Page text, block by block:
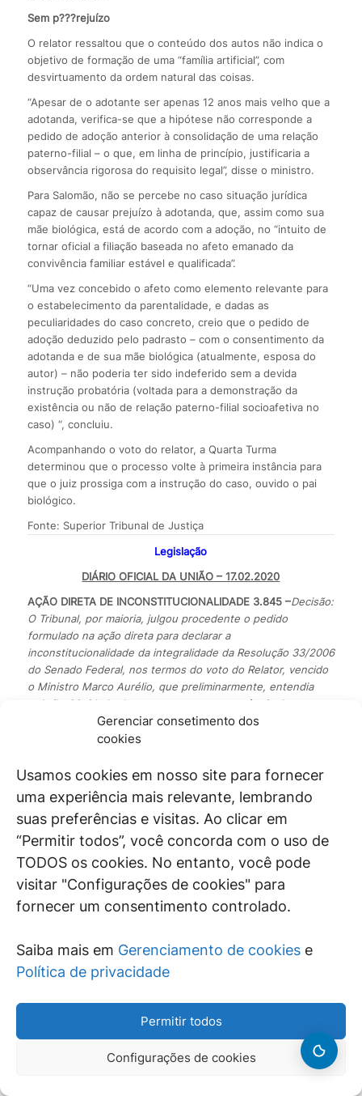
Gerenciar consetimento dos
cookies
Usamos cookies em nosso site para fornecer
uma experiência mais relevante, lembrando
suas preferências e visitas. Ao clicar em
“Permitir todos”, você concorda com o uso de
TODOS os cookies. No entanto, você pode
visitar "Configurações de cookies" para
fornecer um consentimento controlado.
Saiba mais em Gerenciamento de cookies e
Política de privacidade
Permitir todos
Configurações de cookies
Sem p???rejuízo
O relator ressaltou que o conteúdo dos autos não indica o
objetivo de formação de uma “família artificial”, com
desvirtuamento da ordem natural das coisas.
“Apesar de o adotante ser apenas 12 anos mais velho que a
adotanda, verifica-se que a hipótese não corresponde a
pedido de adoção anterior à consolidação de uma relação
paterno-filial – o que, em linha de princípio, justificaria a
observância rigorosa do requisito legal”, disse o ministro.
Para Salomão, não se percebe no caso situação jurídica
capaz de causar prejuízo à adotanda, que, assim como sua
mãe biológica, está de acordo com a adoção, no “intuito de
tornar oficial a filiação baseada no afeto emanado da
convivência familiar estável e qualificada”.
“Uma vez concebido o afeto como elemento relevante para
o estabelecimento da parentalidade, e dadas as
peculiaridades do caso concreto, creio que o pedido de
adoção deduzido pelo padrasto – com o consentimento da
adotanda e de sua mãe biológica (atualmente, esposa do
autor) – não poderia ter sido indeferido sem a devida
instrução probatória (voltada para a demonstração da
existência ou não de relação paterno-filial socioafetiva no
caso) “, concluiu.
Acompanhando o voto do relator, a Quarta Turma
determinou que o processo volte à primeira instância para
que o juiz prossiga com a instrução do caso, ouvido o pai
biológico.
Fonte: Superior Tribunal de Justiça
Legislação
DIÁRIO OFICIAL DA UNIÃO – 17.02.2020
AÇÃO DIRETA DE INCONSTITUCIONALIDADE 3.845 –Decisão:
O Tribunal, por maioria, julgou procedente o pedido
formulado na ação direta para declarar a
inconstitucionalidade da integralidade da Resolução 33/2006
do Senado Federal, nos termos do voto do Relator, vencido
o Ministro Marco Aurélio, que preliminarmente, entendia
pela ilegitimidade da requerente ante a ausência de
pertinência temática, e, no mérito, julgava improcedente o
pedido. Não participou, justificadamente, deste julgamento,
Ministros Celso de Mello e Ricardo Lewandowski.
Presidência do Ministro Dias Toffoli. Plenário, 03.10.2019.
DIÁRIO DA JUSTIÇA ELETRÔNICO – SUPREMO TRIBUNAL
RESOLUÇÃO 659 DE 9 DE FEVEREIRO DE 2019, DO STF –
Dispõe sobre cessão, exercício provisório e redistribuição
por reciprocidade de cargos efetivos do Supremo Tribunal
Federal.
Dispõe sobre o deposito prévio em ação rescisória e as
multas processuais em agravo interno e embargos de
declaração.
Veja outros informativos(clique aqui!)